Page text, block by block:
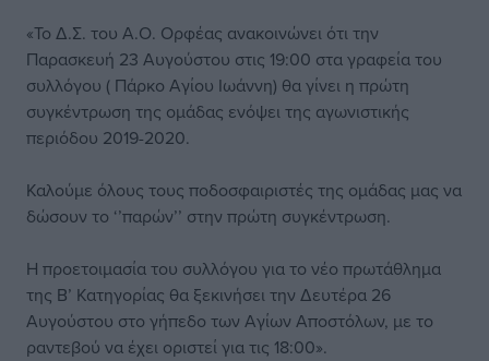
«Το Δ.Σ. του Α.Ο. Ορφέας ανακοινώνει ότι την
Παρασκευή 23 Αυγούστου στις 19:00 στα γραφεία του
συλλόγου ( Πάρκο Αγίου Ιωάννη) θα γίνει η πρώτη
συγκέντρωση της ομάδας ενόψει της αγωνιστικής
περιόδου 2019-2020.
Καλούμε όλους τους ποδοσφαιριστές της ομάδας μας να
δώσουν το ‘’παρών’’ στην πρώτη συγκέντρωση.
Η προετοιμασία του συλλόγου για το νέο πρωτάθλημα
της Β’ Κατηγορίας θα ξεκινήσει την Δευτέρα 26
Αυγούστου στο γήπεδο των Αγίων Αποστόλων, με το
ραντεβού να έχει οριστεί για τις 18:00».